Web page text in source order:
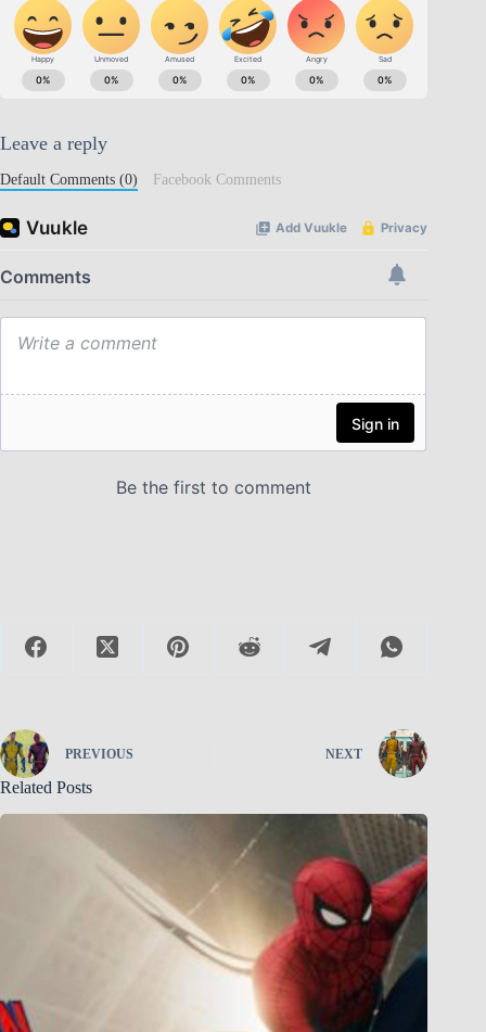
Leave a reply
Default Comments (0) Facebook Comments
PREVIOUS NEXT
Related Posts